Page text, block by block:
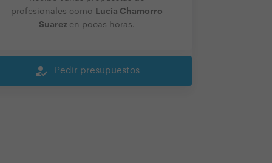
profesionales como
Lucia Chamorro
Suarez en pocas horas.
how_to_reg Pedir presupuestos